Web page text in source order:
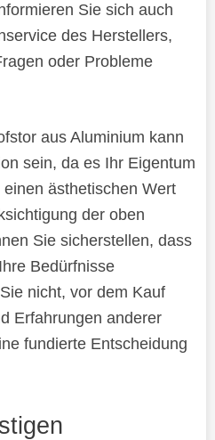
Sie sich auch
des Herstellers,
oder Probleme
aus Aluminium kann
sein, da es Ihr Eigentum
ästhetischen Wert
der oben
Sie sicherstellen, dass
Bedürfnisse
nicht, vor dem Kauf
Erfahrungen anderer
fundierte Entscheidung